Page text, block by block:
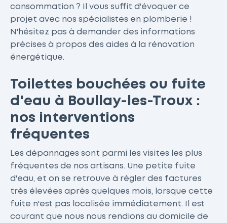
consommation ? Il vous suffit d'évoquer ce
projet avec nos spécialistes en plomberie !
N'hésitez pas à demander des informations
précises à propos des aides à la rénovation
énergétique.
Toilettes bouchées ou fuite
d'eau à Boullay-les-Troux :
nos interventions
fréquentes
Les dépannages sont parmi les visites les plus
fréquentes de nos artisans. Une petite fuite
d'eau, et on se retrouve à régler des factures
très élevées après quelques mois, lorsque cette
fuite n'est pas localisée immédiatement. Il est
courant que nous nous rendions au domicile de